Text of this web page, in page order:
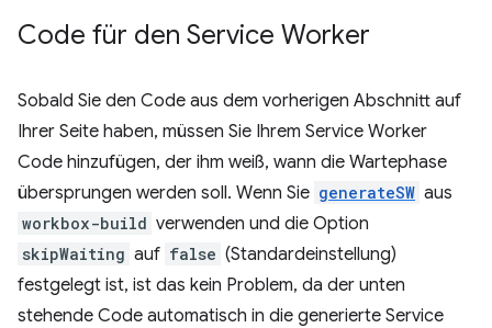
Code für den Service Worker
Sobald Sie den Code aus dem vorherigen Abschnitt auf
Ihrer Seite haben, müssen Sie Ihrem Service Worker
Code hinzufügen, der ihm weiß, wann die Wartephase
übersprungen werden soll. Wenn Sie generateSW aus
workbox-build verwenden und die Option
skipWaiting auf false (Standardeinstellung)
festgelegt ist, ist das kein Problem, da der unten
stehende Code automatisch in die generierte Service